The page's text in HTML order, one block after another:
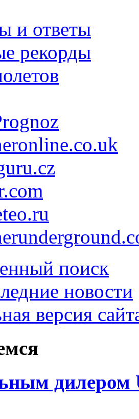
и ответы
рекорды
поиск
новости
версия
дилером